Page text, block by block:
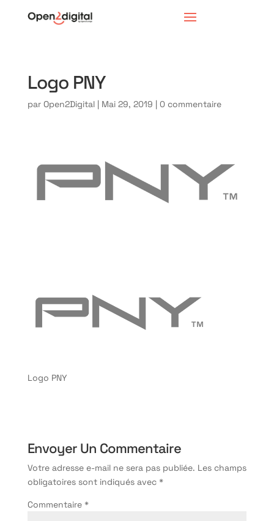
Logo PNY
par Open2Digital| Mai 29, 2019 | 0 commentaire
Logo PNY
Envoyer Un Commentaire
Votre adresse e-mail ne sera pas publiée. Les champs
obligatoires sont indiqués avec *
Commentaire *